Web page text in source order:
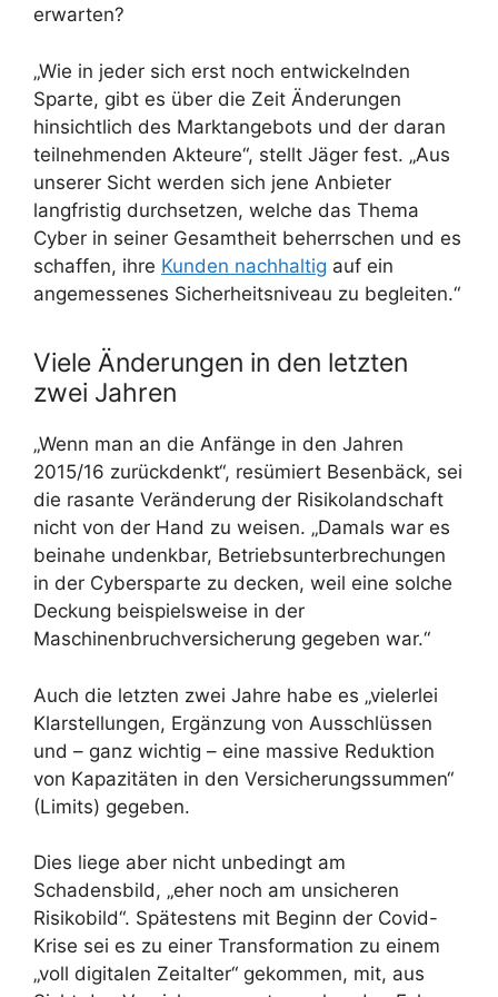
erwarten?
„Wie in jeder sich erst noch entwickelnden
Sparte, gibt es über die Zeit Änderungen
hinsichtlich des Marktangebots und der daran
teilnehmenden Akteure“, stellt Jäger fest. „Aus
unserer Sicht werden sich jene Anbieter
langfristig durchsetzen, welche das Thema
Cyber in seiner Gesamtheit beherrschen und es
schaffen, ihre Kunden nachhaltig auf ein
angemessenes Sicherheitsniveau zu begleiten.“
Viele Änderungen in den letzten
zwei Jahren
„Wenn man an die Anfänge in den Jahren
2015/16 zurückdenkt“, resümiert Besenbäck, sei
die rasante Veränderung der Risikolandschaft
nicht von der Hand zu weisen. „Damals war es
beinahe undenkbar, Betriebsunterbrechungen
in der Cybersparte zu decken, weil eine solche
Deckung beispielsweise in der
Maschinenbruchversicherung gegeben war.“
Auch die letzten zwei Jahre habe es „vielerlei
Klarstellungen, Ergänzung von Ausschlüssen
und – ganz wichtig – eine massive Reduktion
von Kapazitäten in den Versicherungssummen“
(Limits) gegeben.
Dies liege aber nicht unbedingt am
Schadensbild, „eher noch am unsicheren
Risikobild“. Spätestens mit Beginn der Covid-
Krise sei es zu einer Transformation zu einem
„voll digitalen Zeitalter“ gekommen, mit, aus